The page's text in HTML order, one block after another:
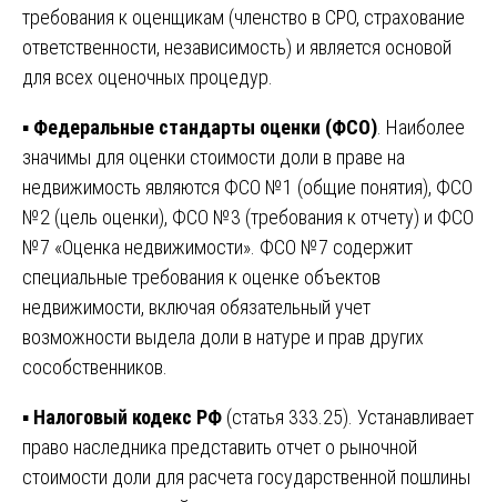
требования к оценщикам (членство в СРО, страхование
ответственности, независимость) и является основой
для всех оценочных процедур.
▪️ Федеральные стандарты оценки (ФСО) . Наиболее
значимы для оценки стоимости доли в праве на
недвижимость являются ФСО №1 (общие понятия), ФСО
№2 (цель оценки), ФСО №3 (требования к отчету) и ФСО
№7 «Оценка недвижимости». ФСО №7 содержит
специальные требования к оценке объектов
недвижимости, включая обязательный учет
возможности выдела доли в натуре и прав других
сособственников.
▪️ Налоговый кодекс РФ (статья 333.25). Устанавливает
право наследника представить отчет о рыночной
стоимости доли для расчета государственной пошлины